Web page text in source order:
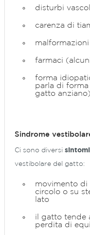
disturbi
carenza di
farmaci
forma
parla di
gatto anziano)
Sindrome
Ci sono diversi sintomi
vestibolare del gatto:
movimento di
circolo o su
lato
il gatto tende
perdita di